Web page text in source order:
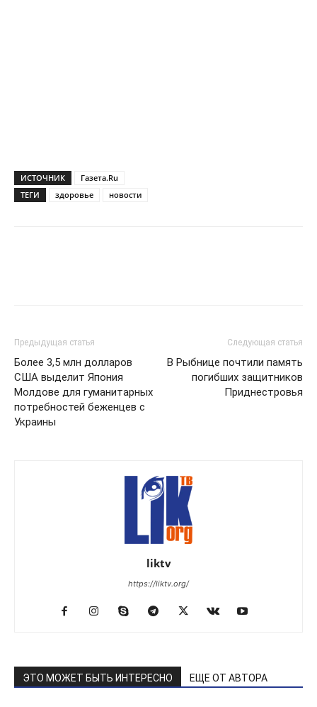
ИСТОЧНИК
Газета.Ru
ТЕГИ
здоровье новости
Предыдущая статья
Более 3,5 млн долларов
США выделит Япония
Молдове для гуманитарных
потребностей беженцев с
Украины
Следующая статья
В Рыбнице почтили память
погибших защитников
Приднестровья
liktv
https://liktv.org/
ЭТО МОЖЕТ БЫТЬ ИНТЕРЕСНО ЕЩЕ ОТ АВТОРА